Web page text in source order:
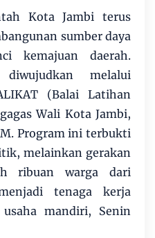
Kota Jambi terus
sumber daya
kemajuan daerah.
melalui
(Balai Latihan
Wali Kota Jambi,
Program ini terbukti
melainkan gerakan
ribuan warga dari
tenaga kerja
mandiri, Senin